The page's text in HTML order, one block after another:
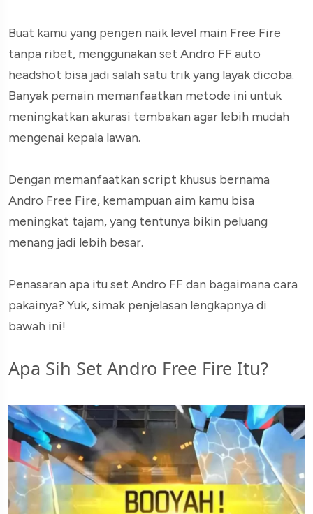
Buat kamu yang pengen naik level main Free Fire
tanpa ribet, menggunakan set Andro FF auto
headshot bisa jadi salah satu trik yang layak dicoba.
Banyak pemain memanfaatkan metode ini untuk
meningkatkan akurasi tembakan agar lebih mudah
mengenai kepala lawan.
Dengan memanfaatkan script khusus bernama
Andro Free Fire, kemampuan aim kamu bisa
meningkat tajam, yang tentunya bikin peluang
menang jadi lebih besar.
Penasaran apa itu set Andro FF dan bagaimana cara
pakainya? Yuk, simak penjelasan lengkapnya di
bawah ini!
Apa Sih Set Andro Free Fire Itu?